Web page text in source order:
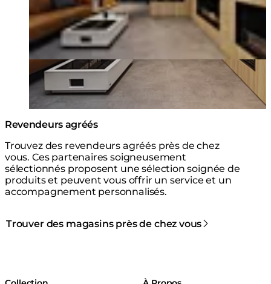
Revendeurs agréés
Trouvez des revendeurs agréés près de chez
vous. Ces partenaires soigneusement
sélectionnés proposent une sélection soignée de
produits et peuvent vous offrir un service et un
accompagnement personnalisés.
Trouver des magasins près de chez vous